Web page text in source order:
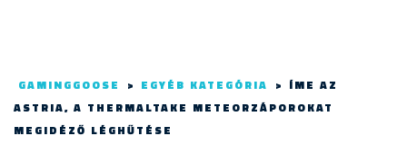
GAMINGGOOSE > EGYÉB KATEGÓRIA > ÍME AZ
ASTRIA, A THERMALTAKE METEORZÁPOROKAT
MEGIDÉZŐ LÉGHŰTÉSE